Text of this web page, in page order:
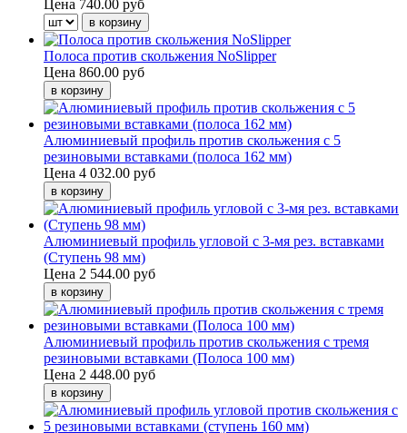
Цена 740.00 руб
Полоса против скольжения NoSlipper
Цена 860.00 руб
Алюминиевый профиль против скольжения с 5
резиновыми вставками (полоса 162 мм)
Цена 4 032.00 руб
Алюминиевый профиль угловой с 3-мя рез. вставками
(Ступень 98 мм)
Цена 2 544.00 руб
Алюминиевый профиль против скольжения с тремя
резиновыми вставками (Полоса 100 мм)
Цена 2 448.00 руб